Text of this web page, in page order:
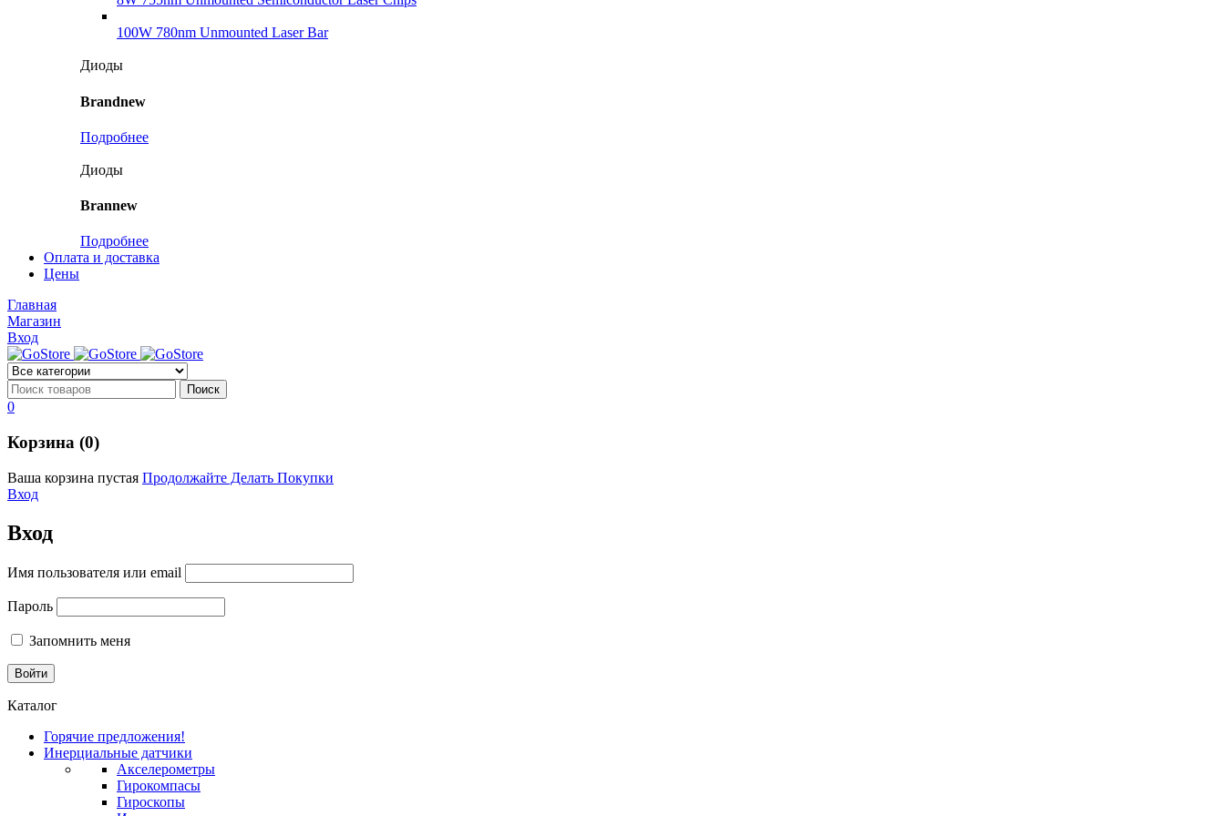
100W 780nm Unmounted Laser Bar
Диоды
Brandnew
Подробнее
Диоды
Brannew
Подробнее
Оплата и доставка
Цены
Главная
Магазин
Вход
0
Корзина (0)
Ваша корзина пустая Продолжайте Делать Покупки
Вход
Вход
Имя пользователя или email
Пароль
Запомнить меня
Каталог
Горячие предложения!
Инерциальные датчики
Акселерометры
Гирокомпасы
Гироскопы